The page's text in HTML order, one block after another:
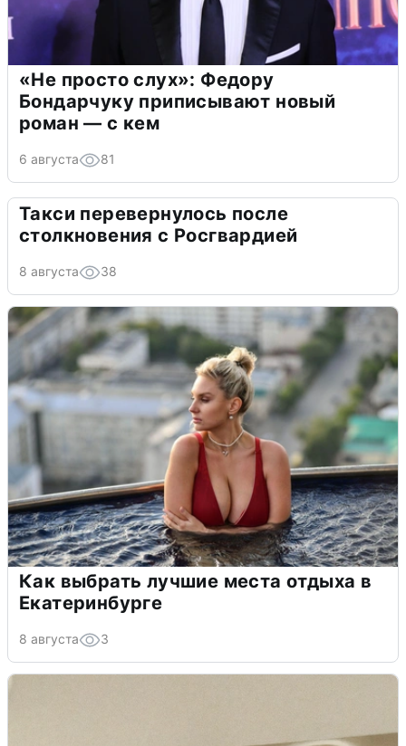
«Не просто слух»: Федору
Бондарчуку приписывают новый
роман — с кем
6 августа 81
Такси перевернулось после
столкновения с Росгвардией
8 августа 38
Как выбрать лучшие места отдыха в
Екатеринбурге
8 августа 3